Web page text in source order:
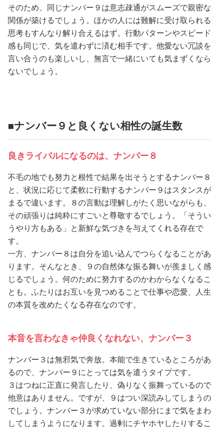
そのため、同じナンバー９は意志疎通がスムーズで親密な
関係が築けるでしょう。ほかの人には難解に受け取られる
思考もすんなり解り合えるはず。行動パターンやスピード
感も同じで、気を遣わずに済む相手です。他愛ない冗談を
言い合うのも楽しいし、無言で一緒にいても気まずくなら
ないでしょう。
■ナンバー９と良くない相性の誕生数
良きライバルになるのは、ナンバー８
不毛の地でも努力と根性で結果を出そうとするナンバー８
と、状況に応じて柔軟に行動するナンバー９はスタンスが
まるで違います。８の言動は理解しがたく思いながらも、
その頑張りは純粋にすごいと尊敬するでしょう。「そうい
うやり方もある」と新鮮な気づきを与えてくれる存在で
す。
一方、ナンバー８は自分を追い込んでつらくなることがあ
ります。そんなとき、９の自然体な振る舞いが羨ましく感
じるでしょう。何のために努力するのかわからなくなるこ
とも。ふたりはお互いを見つめることで仕事や恋愛、人生
の本質を改めたくなる存在なのです。
本音を言わなきゃ仲良くなれない、ナンバー３
ナンバー３は無邪気で奔放。本能で生きているところがあ
るので、ナンバー９にとっては気を遣うタイプです。
３はつねに正直に発言したり、偽りなく振舞っているので
他意はありません。ですが、９はつい深読みしてしまうの
でしょう。ナンバー３が求めていない部分にまで気をまわ
してしまうようになります。過剰にチヤホヤしたりするこ